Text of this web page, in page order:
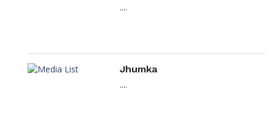
....
Jhumka
....